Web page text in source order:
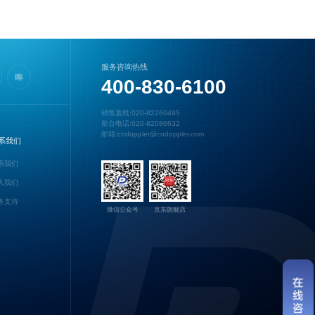
我们
我们
我们
支持
服务咨询热线
400-830-6100
销售直线:020-82260495
前台电话:020-82086632
邮箱:cndoppler@cndoppler.com
微信公众号 京东旗舰店